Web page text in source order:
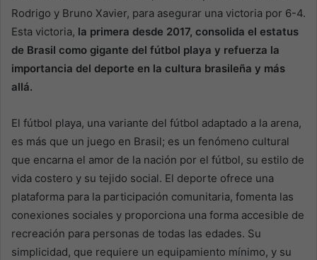
Rodrigo y Bruno Xavier, para asegurar una victoria por 6-4.
Esta victoria, la primera desde 2017, consolida el estatus
de Brasil como gigante del fútbol playa y refuerza la
importancia del deporte en la cultura brasileña y más
allá.
El fútbol playa, una variante del fútbol adaptado a la arena,
es más que un juego en Brasil; es un fenómeno cultural
que encarna el amor de la nación por el fútbol, su estilo de
vida costero y su tejido social. El deporte ofrece una
plataforma para la participación comunitaria, fomenta las
conexiones sociales y proporciona una forma accesible de
recreación para personas de todas las edades. Su
simplicidad, que requiere un equipamiento mínimo, y su